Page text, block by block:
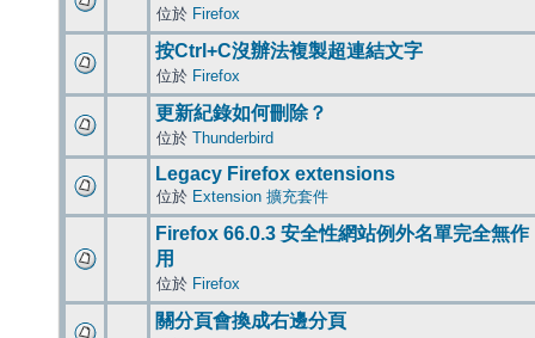
位於 Firefox
按Ctrl+C沒辦法複製超連結文字
位於 Firefox
更新紀錄如何刪除？
位於 Thunderbird
Legacy Firefox extensions
位於 Extension 擴充套件
Firefox 66.0.3 安全性網站例外名單完全無作
用
位於 Firefox
關分頁會換成右邊分頁